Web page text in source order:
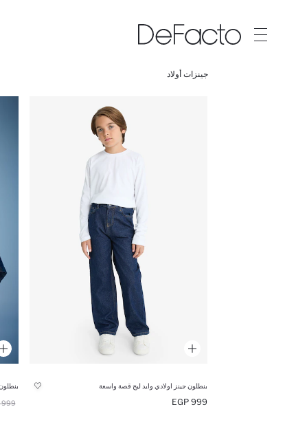
جينزات أولاد
بنطلون جينز اولادي وايد ليج قصة واسعة
999 EGP
999 EGP